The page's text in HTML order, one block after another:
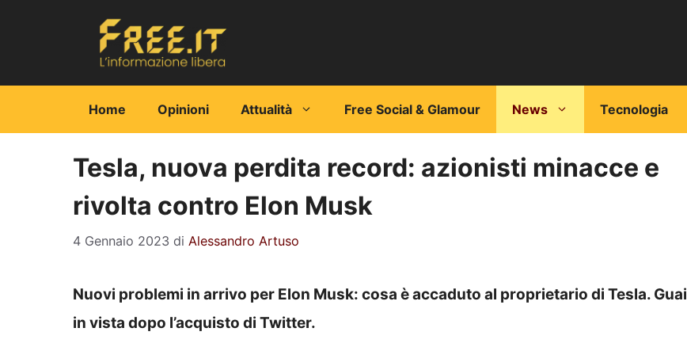
Home Opinioni Attualità Free Social & Glamour News Tecnologia
Tesla, nuova perdita record: azionisti minacce e
rivolta contro Elon Musk
4 Gennaio 2023 di Alessandro Artuso
Nuovi problemi in arrivo per Elon Musk: cosa è accaduto al proprietario di Tesla. Guai
in vista dopo l’acquisto di Twitter.